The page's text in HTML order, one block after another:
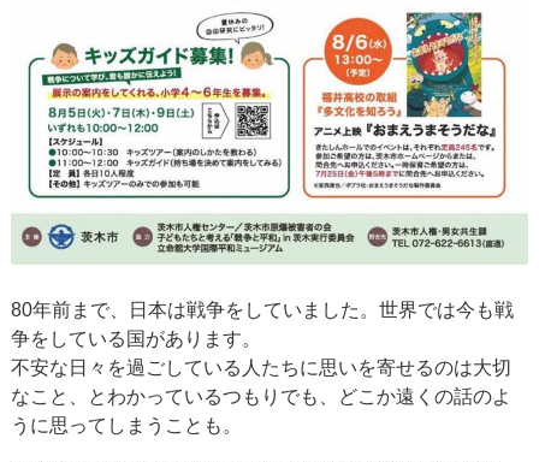
80年前まで、日本は戦争をしていました。世界では今も戦
争をしている国があります。
不安な日々を過ごしている人たちに思いを寄せるのは大切
なこと、とわかっているつもりでも、どこか遠くの話のよ
うに思ってしまうことも。